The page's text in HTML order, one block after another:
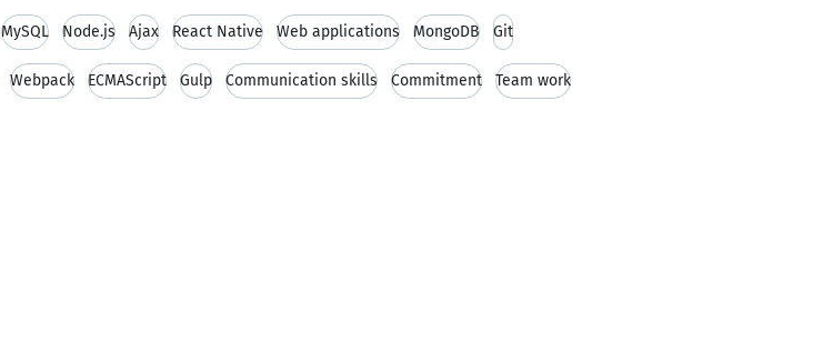
MySQL Node.js Ajax React Native Web applications MongoDB Git
Webpack ECMAScript Gulp Communication skills Commitment Team work